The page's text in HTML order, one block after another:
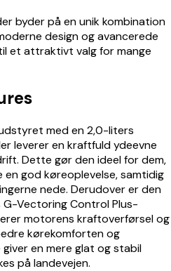
byder på en unik kombination
design og avancerede
et attraktivt valg for mange
med en 2,0-liters
leverer en kraftfuld ydeevne
Dette gør den ideel for dem,
en god køreoplevelse, samtidig
nede. Derudover er den
Vectoring Control Plus-
motorens kraftoverførsel og
kørekomforten og
en mere glat og stabil
på landevejen.